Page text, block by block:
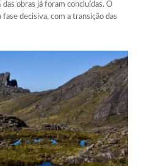
obras já foram concluídas. O
decisiva, com a transição das